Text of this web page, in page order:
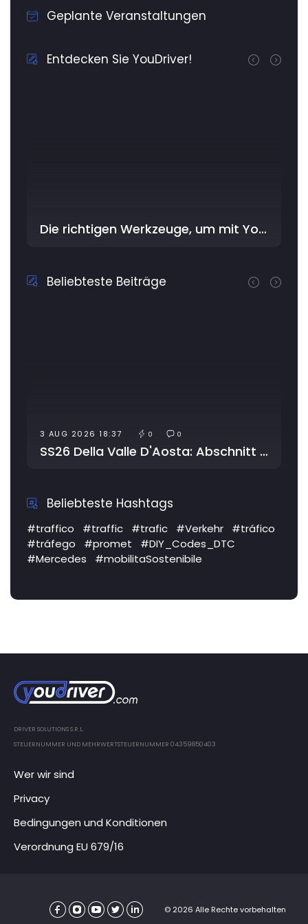
Geplante Veranstaltungen
Entdecken Sie YouDriver!
Die richtigen Werkzeuge, um mit YouDriver im Workshop am besten zu beginnen
Beliebteste Beiträge
3 AUG 2026 18:37 0 0
SS26 Della Valle D'Aosta: Abschnitt wegen Arbeiten gesperrt
Beliebteste Hashtags
#traffico #traffic #trafic #Verkehr
#tráfico
#tráfego
#promet
#DIY_Codes_DTC
#Mercedes
#mobilitaSostenibile
DRIVER SOLUTIONS S.R.L.
STEUERNUMMER UND MEHRWERTSTEUERNUMMER 04359850403
Wer wir sind
Privacy
Bedingungen und Konditionen
Verordnung EU 679/16
© 2026 Alle Rechte vorbehalten